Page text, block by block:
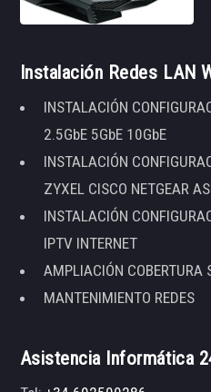
Instalación Redes LAN
INSTALACIÓN
2.5GbE 5GbE 10GbE
INSTALACIÓN
ZYXEL CISCO NETGEAR
INSTALACIÓN
IPTV INTERNET
AMPLIACIÓN COBERTURA
MANTENIMIENTO REDES
Asistencia Informática